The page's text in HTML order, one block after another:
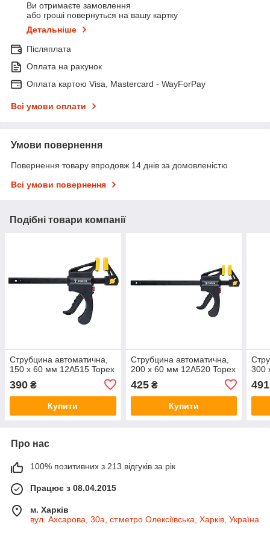
Ви отримаєте замовлення
або гроші повернуться на вашу картку
Детальніше
Післяплата
Оплата на рахунок
Оплата картою Visa, Mastercard - WayForPay
Всі умови оплати
Умови повернення
Повернення товару впродовж 14 днів за домовленістю
Всі умови повернення
Подібні товари компанії
Струбцина автоматична,
150 х 60 мм 12A515 Topex
390 ₴
Купити
Струбцина автоматична,
200 х 60 мм 12A520 Topex
425₴
Купити
300
491
Про нас
100% позитивних з 213 відгуків за рік
Працює з 08.04.2015
м. Харків
вул. Ахсарова, 30а, ст.метро Олексіївська, Харків, Україна